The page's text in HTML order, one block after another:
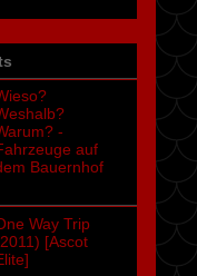
-
auf
Bauernhof
Way Trip
[Ascot